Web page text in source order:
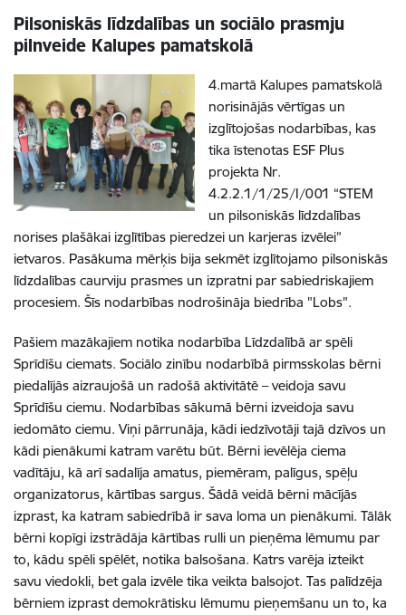
Pilsoniskās līdzdalības un sociālo prasmju
pilnveide Kalupes pamatskolā
4.martā Kalupes pamatskolā
norisinājās vērtīgas un
izglītojošas nodarbības, kas
tika īstenotas ESF Plus
projekta Nr.
4.2.2.1/1/25/I/001 “STEM
un pilsoniskās līdzdalības
norises plašākai izglītības pieredzei un karjeras izvēlei”
ietvaros. Pasākuma mērķis bija sekmēt izglītojamo pilsoniskās
līdzdalības caurviju prasmes un izpratni par sabiedriskajiem
procesiem. Šīs nodarbības nodrošināja biedrība "Lobs".
Pašiem mazākajiem notika nodarbība Līdzdalībā ar spēli
Sprīdīšu ciemats. Sociālo zinību nodarbībā pirmsskolas bērni
piedalījās aizraujošā un radošā aktivitātē – veidoja savu
Sprīdīšu ciemu. Nodarbības sākumā bērni izveidoja savu
iedomāto ciemu. Viņi pārrunāja, kādi iedzīvotāji tajā dzīvos un
kādi pienākumi katram varētu būt. Bērni ievēlēja ciema
vadītāju, kā arī sadalīja amatus, piemēram, palīgus, spēļu
organizatorus, kārtības sargus. Šādā veidā bērni mācījās
izprast, ka katram sabiedrībā ir sava loma un pienākumi. Tālāk
bērni kopīgi izstrādāja kārtības rulli un pieņēma lēmumu par
to, kādu spēli spēlēt, notika balsošana. Katrs varēja izteikt
savu viedokli, bet gala izvēle tika veikta balsojot. Tas palīdzēja
bērniem izprast demokrātisku lēmumu pieņemšanu un to, ka